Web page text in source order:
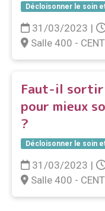
Décloisonner le soin
31/03/2023 |
Salle 400 -
Faut-il sortir
pour mieux
?
Décloisonner le soin
31/03/2023 |
Salle 400 -